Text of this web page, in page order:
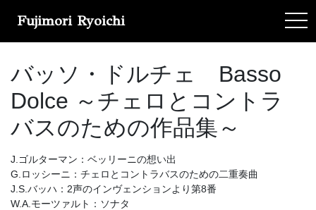
Fujimori Ryoichi
バッソ・ドルチェ Basso
Dolce ～チェロとコントラ
バスのための作品集～
J.ゴルターマン：ベッリーニの想い出
G.ロッシーニ：チェロとコントラバスのための二重奏曲
J.S.バッハ：2声のインヴェンションより第8番
W.A.モーツァルト：ソナタ